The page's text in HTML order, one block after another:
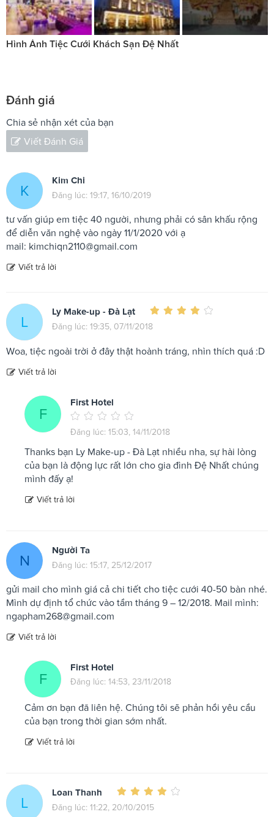
Hình Ảnh Tiệc Cưới Khách Sạn Đệ Nhất
Đánh giá
Chia sẻ nhận xét của bạn
Viết Đánh Giá
K
Kim Chi
Đăng lúc: 19:17, 16/10/2019
tư vấn giúp em tiệc 40 người, nhưng phải có sân khấu rộng
để diễn văn nghệ vào ngày 11/1/2020 với ạ
mail: kimchiqn2110@gmail.com
Viết trả lời
L
Ly Make-up - Đà Lạt
Đăng lúc: 19:35, 07/11/2018
Woa, tiệc ngoài trời ở đây thật hoành tráng, nhìn thích quá :D
Viết trả lời
F
First Hotel
Đăng lúc: 15:03, 14/11/2018
Thanks bạn Ly Make-up - Đà Lạt nhiều nha, sự hài lòng
của bạn là động lực rất lớn cho gia đình Đệ Nhất chúng
mình đấy ạ!
Viết trả lời
N
Người Ta
Đăng lúc: 15:17, 25/12/2017
gửi mail cho mình giá cả chi tiết cho tiệc cưới 40-50 bàn nhé.
Mình dự định tổ chức vào tầm tháng 9 – 12/2018. Mail mình:
ngapham268@gmail.com
Viết trả lời
F
First Hotel
Đăng lúc: 14:53, 23/11/2018
Cảm ơn bạn đã liên hệ. Chúng tôi sẽ phản hồi yêu cầu
của bạn trong thời gian sớm nhất.
Viết trả lời
L
Loan Thanh
Đăng lúc: 11:22, 20/10/2015